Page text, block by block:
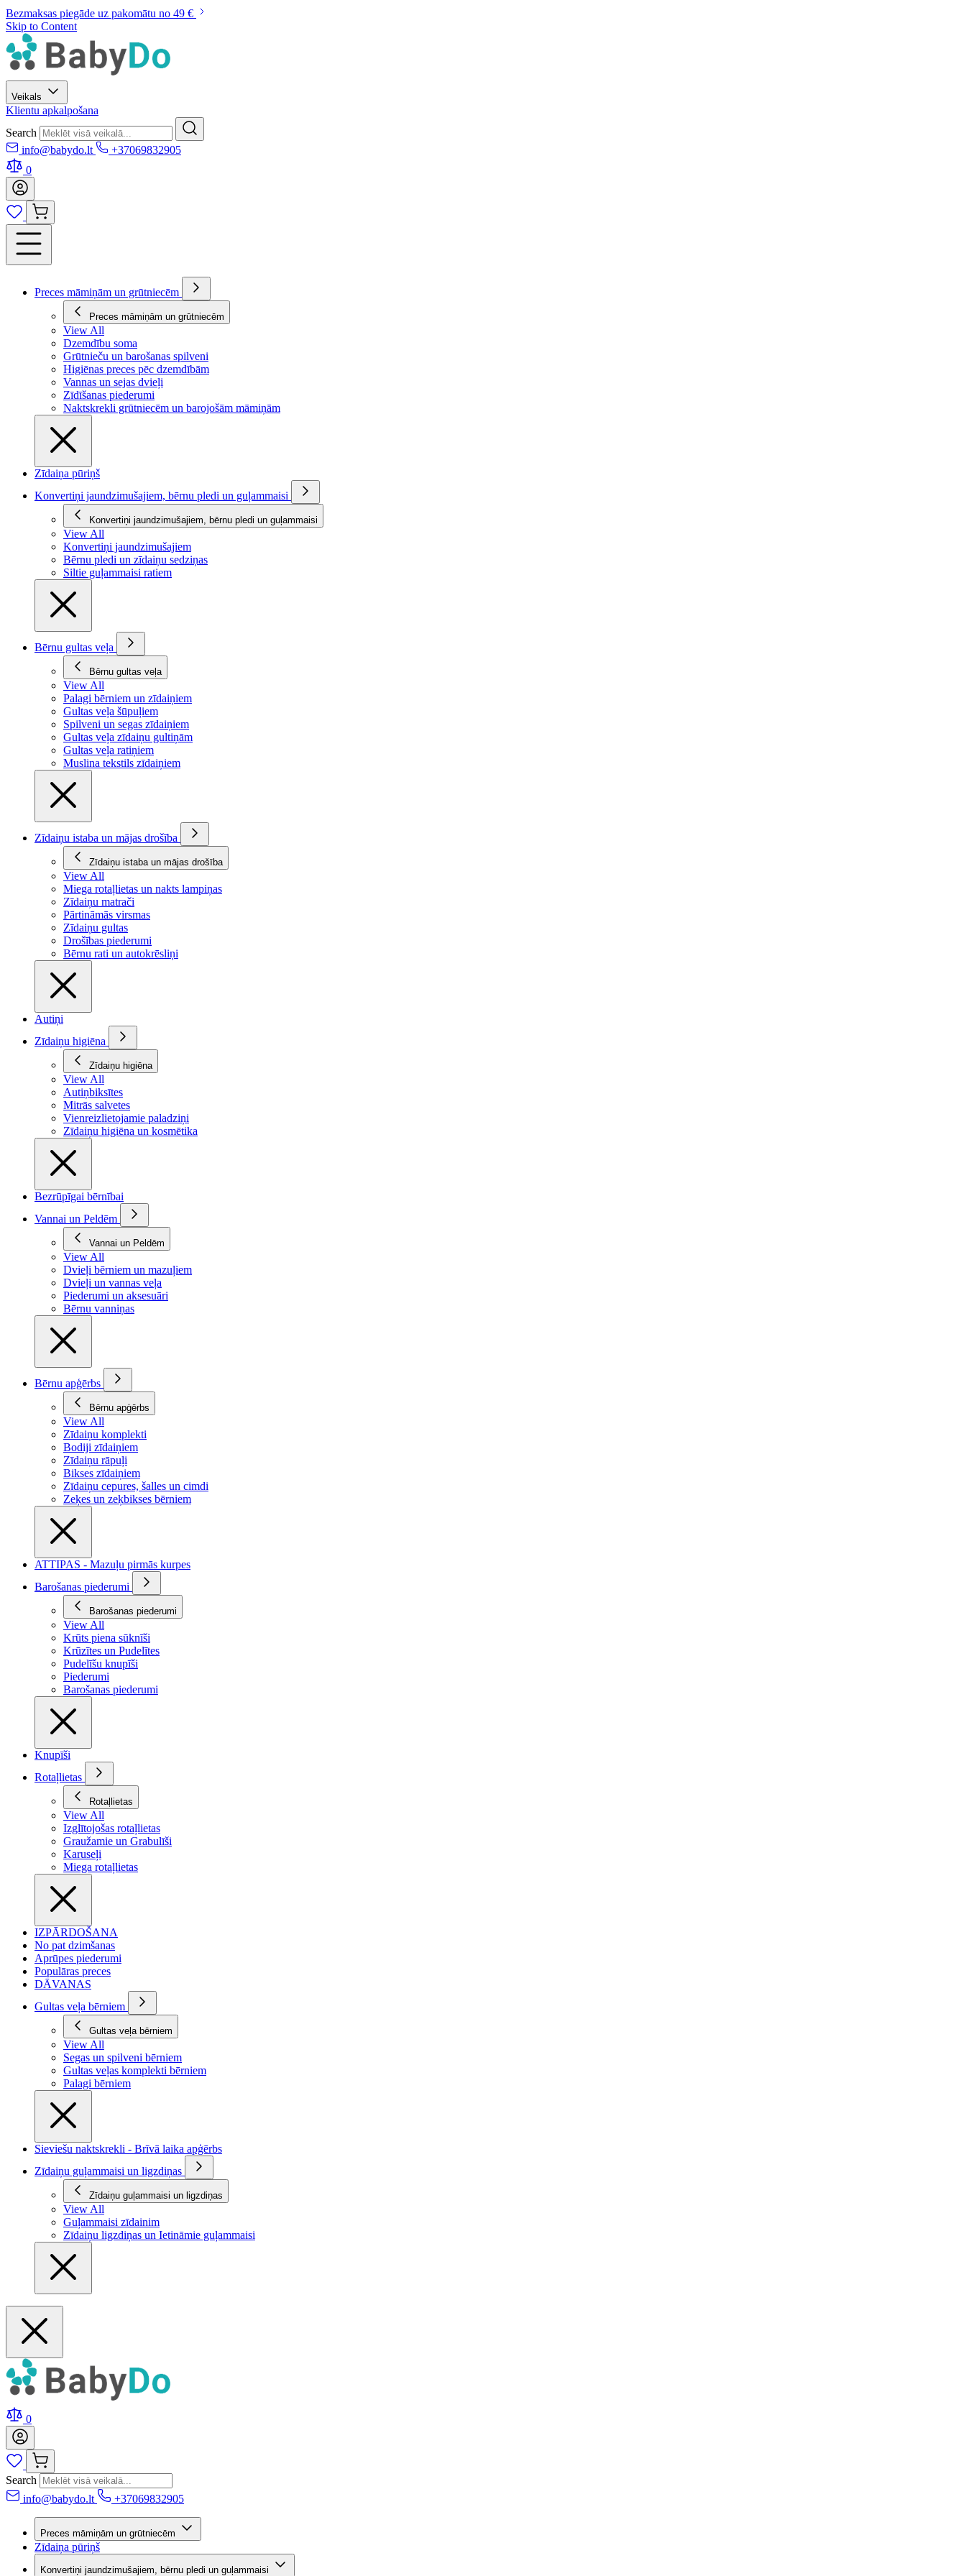
Bezmaksas piegāde uz pakomātu no 49 €
Skip to Content
Veikals
Klientu apkalpošana
Search
info@babydo.lt
+37069832905
0
Preces māmiņām un grūtniecēm
Preces māmiņām un grūtniecēm
View All
Dzemdību soma
Grūtnieču un barošanas spilveni
Higiēnas preces pēc dzemdībām
Vannas un sejas dvieļi
Zīdīšanas piederumi
Naktskrekli grūtniecēm un barojošām māmiņām
Zīdaiņa pūriņš
Konvertiņi jaundzimušajiem, bērnu pledi un guļammaisi
Konvertiņi jaundzimušajiem, bērnu pledi un guļammaisi
View All
Konvertiņi jaundzimušajiem
Bērnu pledi un zīdaiņu sedziņas
Siltie guļammaisi ratiem
Bērnu gultas veļa
Bērnu gultas veļa
View All
Palagi bērniem un zīdaiņiem
Gultas veļa šūpuļiem
Spilveni un segas zīdaiņiem
Gultas veļa zīdaiņu gultiņām
Gultas veļa ratiņiem
Muslina tekstils zīdaiņiem
Zīdaiņu istaba un mājas drošība
Zīdaiņu istaba un mājas drošība
View All
Miega rotaļlietas un nakts lampiņas
Zīdaiņu matrači
Pārtināmās virsmas
Zīdaiņu gultas
Drošības piederumi
Bērnu rati un autokrēsliņi
Autiņi
Zīdaiņu higiēna
Zīdaiņu higiēna
View All
Autiņbiksītes
Mitrās salvetes
Vienreizlietojamie paladziņi
Zīdaiņu higiēna un kosmētika
Bezrūpīgai bērnībai
Vannai un Peldēm
Vannai un Peldēm
View All
Dvieļi bērniem un mazuļiem
Dvieļi un vannas veļa
Piederumi un aksesuāri
Bērnu vanniņas
Bērnu apģērbs
Bērnu apģērbs
View All
Zīdaiņu komplekti
Bodiji zīdaiņiem
Zīdaiņu rāpuļi
Bikses zīdaiņiem
Zīdaiņu cepures, šalles un cimdi
Zeķes un zeķbikses bērniem
ATTIPAS - Mazuļu pirmās kurpes
Barošanas piederumi
Barošanas piederumi
View All
Krūts piena sūknīši
Krūzītes un Pudelītes
Pudelīšu knupīši
Piederumi
Barošanas piederumi
Knupīši
Rotaļlietas
Rotaļlietas
View All
Izglītojošas rotaļlietas
Graužamie un Grabulīši
Karuseļi
Miega rotaļlietas
IZPĀRDOŠANA
No pat dzimšanas
Aprūpes piederumi
Populāras preces
DĀVANAS
Gultas veļa bērniem
Gultas veļa bērniem
View All
Segas un spilveni bērniem
Gultas veļas komplekti bērniem
Palagi bērniem
Sieviešu naktskrekli - Brīvā laika apģērbs
Zīdaiņu guļammaisi un ligzdiņas
Zīdaiņu guļammaisi un ligzdiņas
View All
Guļammaisi zīdainim
Zīdaiņu ligzdiņas un Ietināmie guļammaisi
0
Search
info@babydo.lt
+37069832905
Preces māmiņām un grūtniecēm
Zīdaiņa pūriņš
Konvertiņi jaundzimušajiem, bērnu pledi un guļammaisi